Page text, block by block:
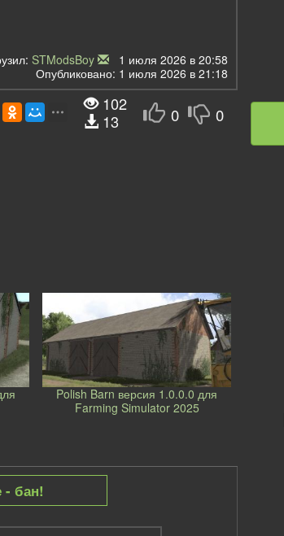
STModsBoy
1 июля 2026 в 20:58
Опубликовано: 1 июля 2026 в 21:18
0 0
102
13
Polish Barn версия 1.0.0.0 для
Farming Simulator 2025
- бан!